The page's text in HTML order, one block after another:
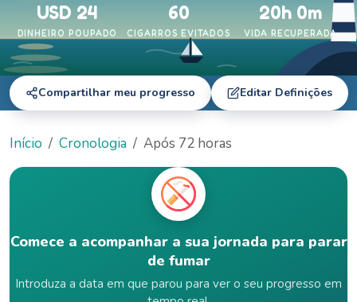
USD 24 60 20h 0m
DINHEIRO POUPADO CIGARROS EVITADOS VIDA RECUPERADA
Compartilhar meu progresso Editar Definições
Início Cronologia Após 72 horas
Comece a acompanhar a sua jornada para parar
de fumar
Introduza a data em que parou para ver o seu progresso em